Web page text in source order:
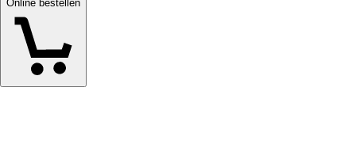
Online bestellen